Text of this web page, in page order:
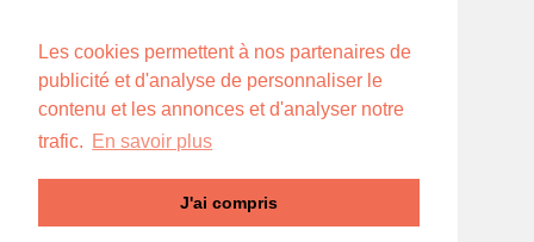
Les cookies permettent à nos partenaires de
publicité et d'analyse de personnaliser le
contenu et les annonces et d'analyser notre
trafic. En savoir plus
J'ai compris